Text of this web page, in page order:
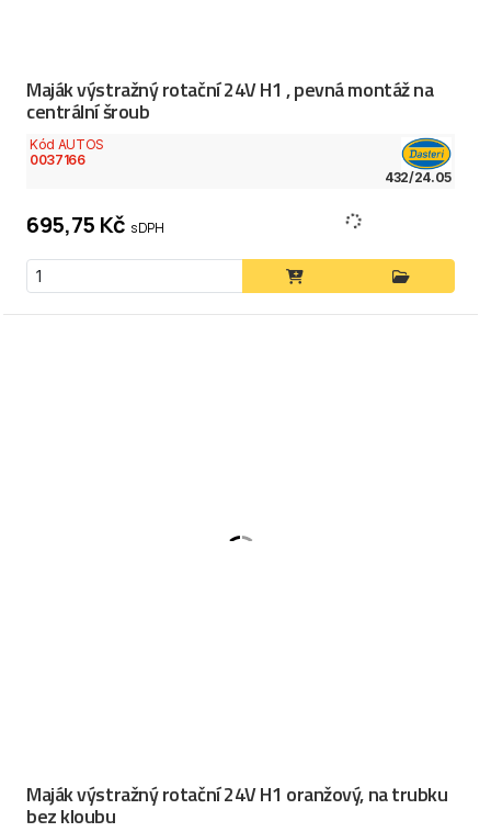
Maják výstražný rotační 24V H1 , pevná montáž na
centrální šroub
Kód AUTOS
0037166
432/24.05
695,75 Kč s DPH
Maják výstražný rotační 24V H1 oranžový, na trubku
bez kloubu